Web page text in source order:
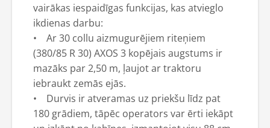
vairākas iespaidīgas funkcijas, kas atvieglo
ikdienas darbu:
• Ar 30 collu aizmugurējiem riteņiem
(380/85 R 30) AXOS 3 kopējais augstums ir
mazāks par 2,50 m, ļaujot ar traktoru
iebraukt zemās ejās.
• Durvis ir atveramas uz priekšu līdz pat
180 grādiem, tāpēc operators var ērti iekāpt